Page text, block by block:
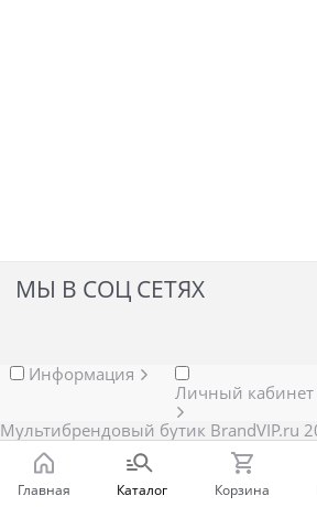
МЫ В СОЦ СЕТЯХ
Информация
Личный кабинет
Мультибрендовый бутик BrandVIP.ru
Главная Каталог Корзина